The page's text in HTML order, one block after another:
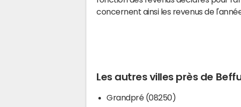
concernent ainsi les revenus de
Les autres villes près de
Grandpré (08250)